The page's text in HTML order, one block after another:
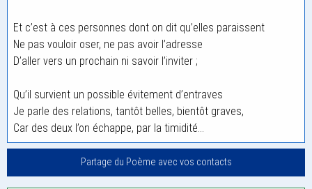
Et c’est à ces personnes dont on dit qu’elles paraissent
Ne pas vouloir oser, ne pas avoir l’adresse
D’aller vers un prochain ni savoir l’inviter ;
Qu’il survient un possible évitement d’entraves
Je parle des relations, tantôt belles, bientôt graves,
Car des deux l’on échappe, par la timidité…
Partage du Poème avec vos contacts